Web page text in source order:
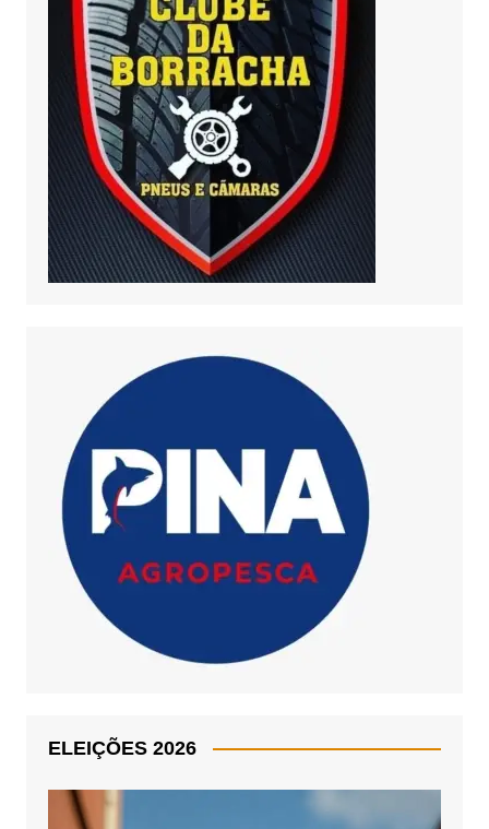
ELEIÇÕES 2026